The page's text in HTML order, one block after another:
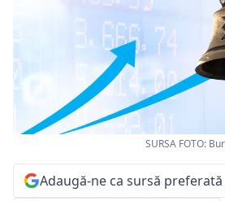
SURSA FOTO:
Adaugă-ne ca sursă preferată